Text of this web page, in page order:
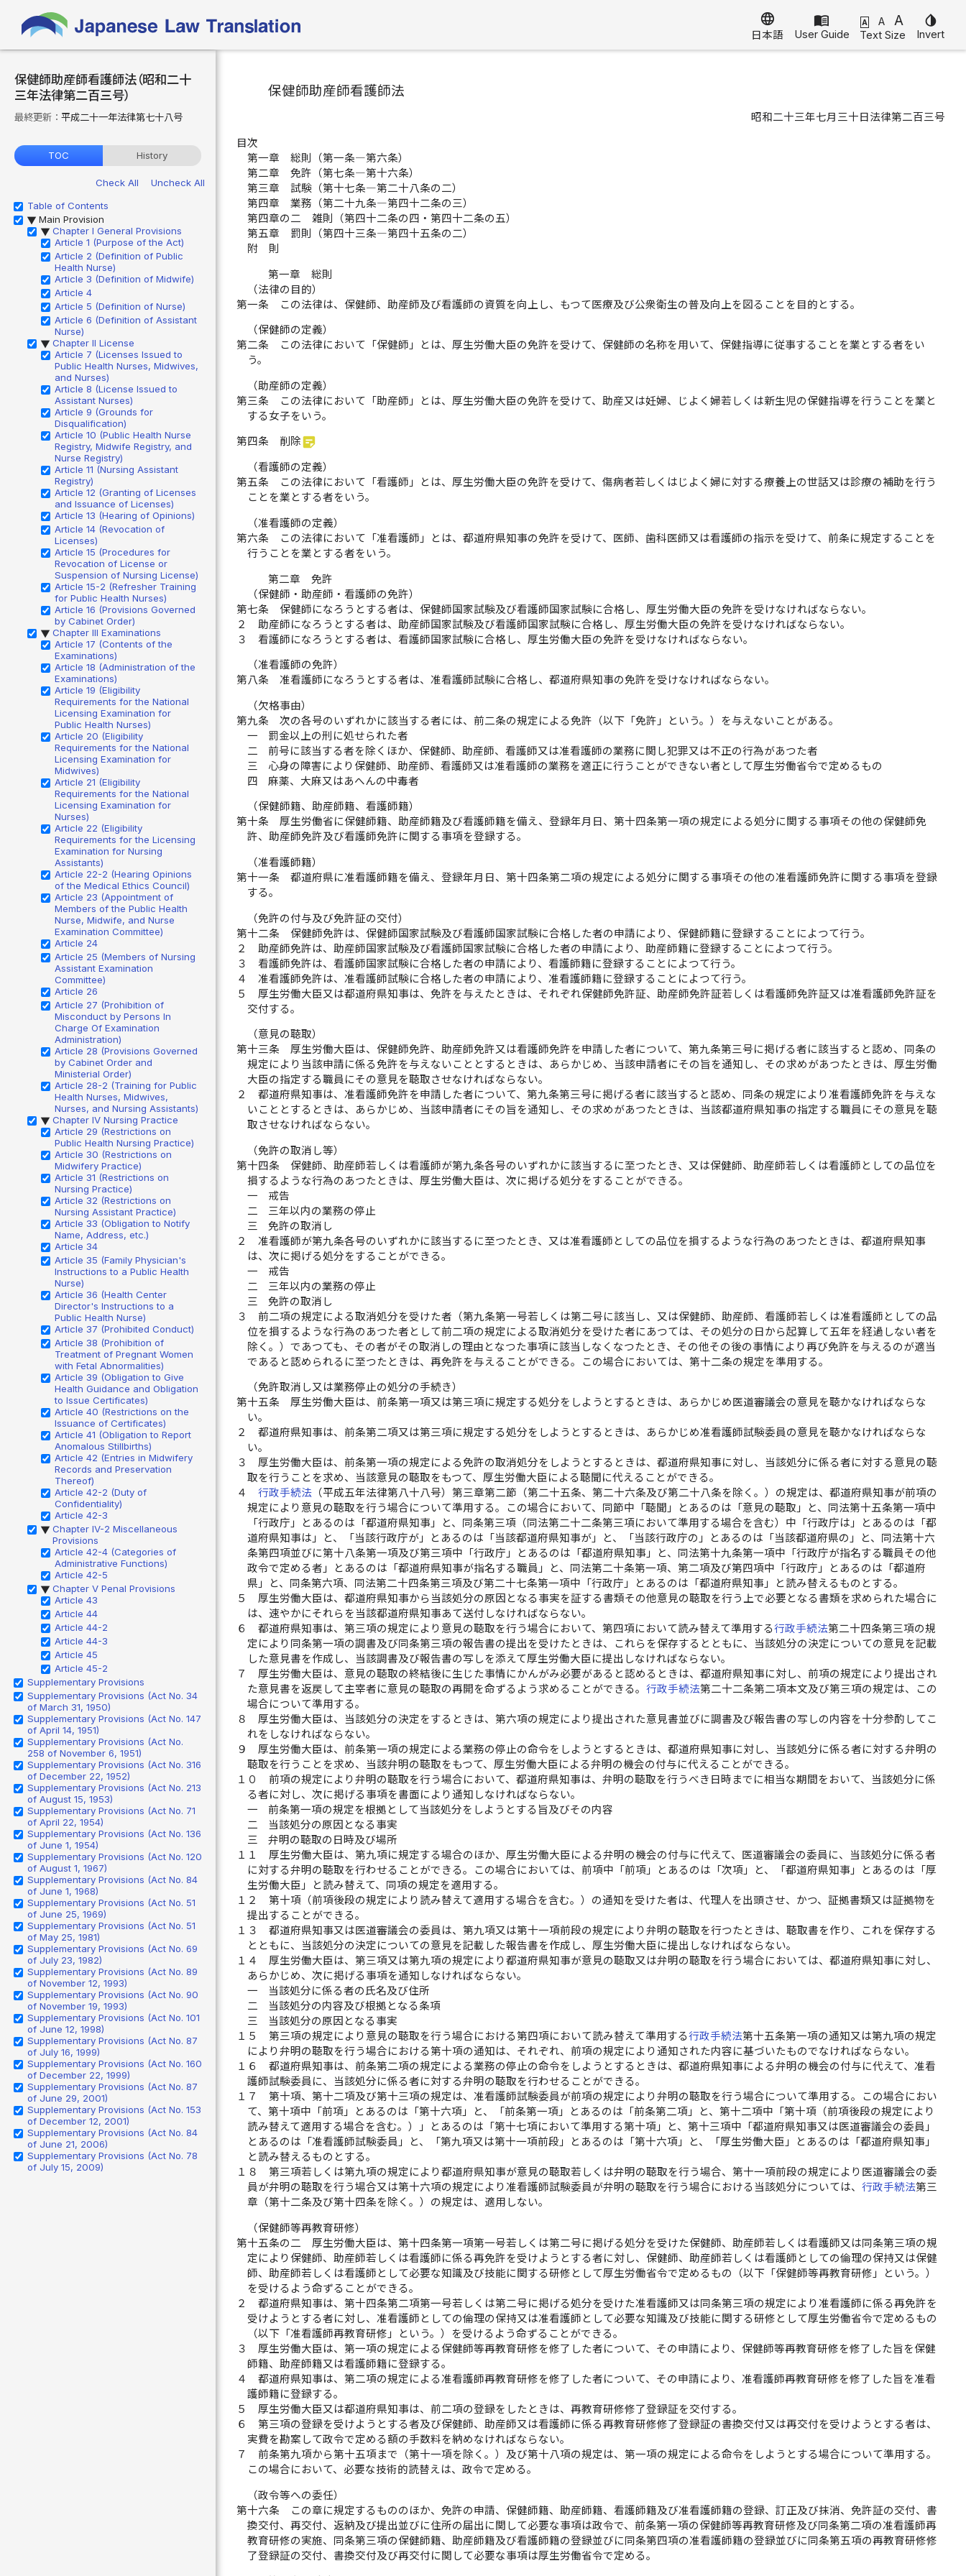
language
日本語
menu_book
User Guide
A A A
Text Size
invert_colors
Invert
保健師助産師看護師法（昭和二十
三年法律第二百三号）
最終更新： 平成二十一年法律第七十八号
TOC History
Check All
Uncheck All
Table of Contents
▶ Main Provision
▶ Chapter I General Provisions
Article 1 (Purpose of the Act)
Article 2 (Definition of Public
Health Nurse)
Article 3 (Definition of Midwife)
Article 4
Article 5 (Definition of Nurse)
Article 6 (Definition of Assistant
Nurse)
▶ Chapter II License
Article 7 (Licenses Issued to
Public Health Nurses, Midwives,
and Nurses)
Article 8 (License Issued to
Assistant Nurses)
Article 9 (Grounds for
Disqualification)
Article 10 (Public Health Nurse
Registry, Midwife Registry, and
Nurse Registry)
Article 11 (Nursing Assistant
Registry)
Article 12 (Granting of Licenses
and Issuance of Licenses)
Article 13 (Hearing of Opinions)
Article 14 (Revocation of
Licenses)
Article 15 (Procedures for
Revocation of License or
Suspension of Nursing License)
Article 15-2 (Refresher Training
for Public Health Nurses)
Article 16 (Provisions Governed
by Cabinet Order)
▶ Chapter III Examinations
Article 17 (Contents of the
Examinations)
Article 18 (Administration of the
Examinations)
Article 19 (Eligibility
Requirements for the National
Licensing Examination for
Public Health Nurses)
Article 20 (Eligibility
Requirements for the National
Licensing Examination for
Midwives)
Article 21 (Eligibility
Requirements for the National
Licensing Examination for
Nurses)
Article 22 (Eligibility
Requirements for the Licensing
Examination for Nursing
Assistants)
Article 22-2 (Hearing Opinions
of the Medical Ethics Council)
Article 23 (Appointment of
Members of the Public Health
Nurse, Midwife, and Nurse
Examination Committee)
Article 24
Article 25 (Members of Nursing
Assistant Examination
Committee)
Article 26
Article 27 (Prohibition of
Misconduct by Persons In
Charge Of Examination
Administration)
Article 28 (Provisions Governed
by Cabinet Order and
Ministerial Order)
Article 28-2 (Training for Public
Health Nurses, Midwives,
Nurses, and Nursing Assistants)
▶ Chapter IV Nursing Practice
Article 29 (Restrictions on
Public Health Nursing Practice)
Article 30 (Restrictions on
Midwifery Practice)
Article 31 (Restrictions on
Nursing Practice)
Article 32 (Restrictions on
Nursing Assistant Practice)
Article 33 (Obligation to Notify
Name, Address, etc.)
Article 34
Article 35 (Family Physician's
Instructions to a Public Health
Nurse)
Article 36 (Health Center
Director's Instructions to a
Public Health Nurse)
Article 37 (Prohibited Conduct)
Article 38 (Prohibition of
Treatment of Pregnant Women
with Fetal Abnormalities)
Article 39 (Obligation to Give
Health Guidance and Obligation
to Issue Certificates)
Article 40 (Restrictions on the
Issuance of Certificates)
Article 41 (Obligation to Report
Anomalous Stillbirths)
Article 42 (Entries in Midwifery
Records and Preservation
Thereof)
Article 42-2 (Duty of
Confidentiality)
Article 42-3
▶ Chapter IV-2 Miscellaneous
Provisions
Article 42-4 (Categories of
Administrative Functions)
Article 42-5
▶ Chapter V Penal Provisions
Article 43
Article 44
Article 44-2
Article 44-3
Article 45
Article 45-2
Supplementary Provisions
Supplementary Provisions (Act No. 34
of March 31, 1950)
Supplementary Provisions (Act No. 147
of April 14, 1951)
Supplementary Provisions (Act No.
258 of November 6, 1951)
Supplementary Provisions (Act No. 316
of December 22, 1952)
Supplementary Provisions (Act No. 213
of August 15, 1953)
Supplementary Provisions (Act No. 71
of April 22, 1954)
Supplementary Provisions (Act No. 136
of June 1, 1954)
Supplementary Provisions (Act No. 120
of August 1, 1967)
Supplementary Provisions (Act No. 84
of June 1, 1968)
Supplementary Provisions (Act No. 51
of June 25, 1969)
Supplementary Provisions (Act No. 51
of May 25, 1981)
Supplementary Provisions (Act No. 69
of July 23, 1982)
Supplementary Provisions (Act No. 89
of November 12, 1993)
Supplementary Provisions (Act No. 90
of November 19, 1993)
Supplementary Provisions (Act No. 101
of June 12, 1998)
Supplementary Provisions (Act No. 87
of July 16, 1999)
Supplementary Provisions (Act No. 160
of December 22, 1999)
Supplementary Provisions (Act No. 87
of June 29, 2001)
Supplementary Provisions (Act No. 153
of December 12, 2001)
Supplementary Provisions (Act No. 84
of June 21, 2006)
Supplementary Provisions (Act No. 78
of July 15, 2009)
保健師助産師看護師法
昭和二十三年七月三十日法律第二百三号
目次
第一章 総則（第一条―第六条）
第二章 免許（第七条―第十六条）
第三章 試験（第十七条―第二十八条の二）
第四章 業務（第二十九条―第四十二条の三）
第四章の二 雑則（第四十二条の四・第四十二条の五）
第五章 罰則（第四十三条―第四十五条の二）
附 則
第一章 総則
（法律の目的）
第一条
この法律は、保健師、助産師及び看護師の資質を向上し、もつて医療及び公衆衛生の普及向上を図ることを目的とする。
（保健師の定義）
第二条
この法律において「保健師」とは、厚生労働大臣の免許を受けて、保健師の名称を用いて、保健指導に従事することを業とする者をい
う。
（助産師の定義）
第三条
この法律において「助産師」とは、厚生労働大臣の免許を受けて、助産又は妊婦、じよく婦若しくは新生児の保健指導を行うことを業と
する女子をいう。
第四条
削除sticky_note_2
（看護師の定義）
第五条
この法律において「看護師」とは、厚生労働大臣の免許を受けて、傷病者若しくはじよく婦に対する療養上の世話又は診療の補助を行う
ことを業とする者をいう。
（准看護師の定義）
第六条
この法律において「准看護師」とは、都道府県知事の免許を受けて、医師、歯科医師又は看護師の指示を受けて、前条に規定することを
行うことを業とする者をいう。
第二章 免許
（保健師・助産師・看護師の免許）
第七条
保健師になろうとする者は、保健師国家試験及び看護師国家試験に合格し、厚生労働大臣の免許を受けなければならない。
２
助産師になろうとする者は、助産師国家試験及び看護師国家試験に合格し、厚生労働大臣の免許を受けなければならない。
３
看護師になろうとする者は、看護師国家試験に合格し、厚生労働大臣の免許を受けなければならない。
（准看護師の免許）
第八条
准看護師になろうとする者は、准看護師試験に合格し、都道府県知事の免許を受けなければならない。
（欠格事由）
第九条
次の各号のいずれかに該当する者には、前二条の規定による免許（以下「免許」という。）を与えないことがある。
一
罰金以上の刑に処せられた者
二
前号に該当する者を除くほか、保健師、助産師、看護師又は准看護師の業務に関し犯罪又は不正の行為があつた者
三
心身の障害により保健師、助産師、看護師又は准看護師の業務を適正に行うことができない者として厚生労働省令で定めるもの
四
麻薬、大麻又はあへんの中毒者
（保健師籍、助産師籍、看護師籍）
第十条
厚生労働省に保健師籍、助産師籍及び看護師籍を備え、登録年月日、第十四条第一項の規定による処分に関する事項その他の保健師免
許、助産師免許及び看護師免許に関する事項を登録する。
（准看護師籍）
第十一条
都道府県に准看護師籍を備え、登録年月日、第十四条第二項の規定による処分に関する事項その他の准看護師免許に関する事項を登録
する。
（免許の付与及び免許証の交付）
第十二条
保健師免許は、保健師国家試験及び看護師国家試験に合格した者の申請により、保健師籍に登録することによつて行う。
２
助産師免許は、助産師国家試験及び看護師国家試験に合格した者の申請により、助産師籍に登録することによつて行う。
３
看護師免許は、看護師国家試験に合格した者の申請により、看護師籍に登録することによつて行う。
４
准看護師免許は、准看護師試験に合格した者の申請により、准看護師籍に登録することによつて行う。
５
厚生労働大臣又は都道府県知事は、免許を与えたときは、それぞれ保健師免許証、助産師免許証若しくは看護師免許証又は准看護師免許証を
交付する。
（意見の聴取）
第十三条
厚生労働大臣は、保健師免許、助産師免許又は看護師免許を申請した者について、第九条第三号に掲げる者に該当すると認め、同条の
規定により当該申請に係る免許を与えないこととするときは、あらかじめ、当該申請者にその旨を通知し、その求めがあつたときは、厚生労働
大臣の指定する職員にその意見を聴取させなければならない。
２
都道府県知事は、准看護師免許を申請した者について、第九条第三号に掲げる者に該当すると認め、同条の規定により准看護師免許を与えな
いこととするときは、あらかじめ、当該申請者にその旨を通知し、その求めがあつたときは、当該都道府県知事の指定する職員にその意見を聴
取させなければならない。
（免許の取消し等）
第十四条
保健師、助産師若しくは看護師が第九条各号のいずれかに該当するに至つたとき、又は保健師、助産師若しくは看護師としての品位を
損するような行為のあつたときは、厚生労働大臣は、次に掲げる処分をすることができる。
一
戒告
二
三年以内の業務の停止
三
免許の取消し
２
准看護師が第九条各号のいずれかに該当するに至つたとき、又は准看護師としての品位を損するような行為のあつたときは、都道府県知事
は、次に掲げる処分をすることができる。
一
戒告
二
三年以内の業務の停止
三
免許の取消し
３
前二項の規定による取消処分を受けた者（第九条第一号若しくは第二号に該当し、又は保健師、助産師、看護師若しくは准看護師としての品
位を損するような行為のあつた者として前二項の規定による取消処分を受けた者にあつては、その処分の日から起算して五年を経過しない者を
除く。）であつても、その者がその取消しの理由となつた事項に該当しなくなつたとき、その他その後の事情により再び免許を与えるのが適当
であると認められるに至つたときは、再免許を与えることができる。この場合においては、第十二条の規定を準用する。
（免許取消し又は業務停止の処分の手続き）
第十五条
厚生労働大臣は、前条第一項又は第三項に規定する処分をしようとするときは、あらかじめ医道審議会の意見を聴かなければならな
い。
２
都道府県知事は、前条第二項又は第三項に規定する処分をしようとするときは、あらかじめ准看護師試験委員の意見を聴かなければならな
い。
３
厚生労働大臣は、前条第一項の規定による免許の取消処分をしようとするときは、都道府県知事に対し、当該処分に係る者に対する意見の聴
取を行うことを求め、当該意見の聴取をもつて、厚生労働大臣による聴聞に代えることができる。
４
行政手続法（平成五年法律第八十八号）第三章第二節（第二十五条、第二十六条及び第二十八条を除く。）の規定は、都道府県知事が前項の
規定により意見の聴取を行う場合について準用する。この場合において、同節中「聴聞」とあるのは「意見の聴取」と、同法第十五条第一項中
「行政庁」とあるのは「都道府県知事」と、同条第三項（同法第二十二条第三項において準用する場合を含む）中「行政庁は」とあるのは「都
道府県知事は」と、「当該行政庁が」とあるのは「当該都道府県知事が」と、「当該行政庁の」とあるのは「当該都道府県の」と、同法第十六
条第四項並びに第十八条第一項及び第三項中「行政庁」とあるのは「都道府県知事」と、同法第十九条第一項中「行政庁が指名する職員その他
政令で定める者」とあるのは「都道府県知事が指名する職員」と、同法第二十条第一項、第二項及び第四項中「行政庁」とあるのは「都道府
県」と、同条第六項、同法第二十四条第三項及び第二十七条第一項中「行政庁」とあるのは「都道府県知事」と読み替えるものとする。
５
厚生労働大臣は、都道府県知事から当該処分の原因となる事実を証する書類その他意見の聴取を行う上で必要となる書類を求められた場合に
は、速やかにそれらを当該都道府県知事あて送付しなければならない。
６
都道府県知事は、第三項の規定により意見の聴取を行う場合において、第四項において読み替えて準用する行政手続法第二十四条第三項の規
定により同条第一項の調書及び同条第三項の報告書の提出を受けたときは、これらを保存するとともに、当該処分の決定についての意見を記載
した意見書を作成し、当該調書及び報告書の写しを添えて厚生労働大臣に提出しなければならない。
７
厚生労働大臣は、意見の聴取の終結後に生じた事情にかんがみ必要があると認めるときは、都道府県知事に対し、前項の規定により提出され
た意見書を返戻して主宰者に意見の聴取の再開を命ずるよう求めることができる。 行政手続法第二十二条第二項本文及び第三項の規定は、この
場合について準用する。
８
厚生労働大臣は、当該処分の決定をするときは、第六項の規定により提出された意見書並びに調書及び報告書の写しの内容を十分参酌してこ
れをしなければならない。
９
厚生労働大臣は、前条第一項の規定による業務の停止の命令をしようとするときは、都道府県知事に対し、当該処分に係る者に対する弁明の
聴取を行うことを求め、当該弁明の聴取をもつて、厚生労働大臣による弁明の機会の付与に代えることができる。
１０
前項の規定により弁明の聴取を行う場合において、都道府県知事は、弁明の聴取を行うべき日時までに相当な期間をおいて、当該処分に係
る者に対し、次に掲げる事項を書面により通知しなければならない。
一
前条第一項の規定を根拠として当該処分をしようとする旨及びその内容
二
当該処分の原因となる事実
三
弁明の聴取の日時及び場所
１１
厚生労働大臣は、第九項に規定する場合のほか、厚生労働大臣による弁明の機会の付与に代えて、医道審議会の委員に、当該処分に係る者
に対する弁明の聴取を行わせることができる。この場合においては、前項中「前項」とあるのは「次項」と、「都道府県知事」とあるのは「厚
生労働大臣」と読み替えて、同項の規定を適用する。
１２
第十項（前項後段の規定により読み替えて適用する場合を含む。）の通知を受けた者は、代理人を出頭させ、かつ、証拠書類又は証拠物を
提出することができる。
１３
都道府県知事又は医道審議会の委員は、第九項又は第十一項前段の規定により弁明の聴取を行つたときは、聴取書を作り、これを保存する
とともに、当該処分の決定についての意見を記載した報告書を作成し、厚生労働大臣に提出しなければならない。
１４
厚生労働大臣は、第三項又は第九項の規定により都道府県知事が意見の聴取又は弁明の聴取を行う場合においては、都道府県知事に対し、
あらかじめ、次に掲げる事項を通知しなければならない。
一
当該処分に係る者の氏名及び住所
二
当該処分の内容及び根拠となる条項
三
当該処分の原因となる事実
１５
第三項の規定により意見の聴取を行う場合における第四項において読み替えて準用する行政手続法第十五条第一項の通知又は第九項の規定
により弁明の聴取を行う場合における第十項の通知は、それぞれ、前項の規定により通知された内容に基づいたものでなければならない。
１６
都道府県知事は、前条第二項の規定による業務の停止の命令をしようとするときは、都道府県知事による弁明の機会の付与に代えて、准看
護師試験委員に、当該処分に係る者に対する弁明の聴取を行わせることができる。
１７
第十項、第十二項及び第十三項の規定は、准看護師試験委員が前項の規定により弁明の聴取を行う場合について準用する。この場合におい
て、第十項中「前項」とあるのは「第十六項」と、「前条第一項」とあるのは「前条第二項」と、第十二項中「第十項（前項後段の規定により
読み替えて適用する場合を含む。）」とあるのは「第十七項において準用する第十項」と、第十三項中「都道府県知事又は医道審議会の委員」
とあるのは「准看護師試験委員」と、「第九項又は第十一項前段」とあるのは「第十六項」と、「厚生労働大臣」とあるのは「都道府県知事」
と読み替えるものとする。
１８
第三項若しくは第九項の規定により都道府県知事が意見の聴取若しくは弁明の聴取を行う場合、第十一項前段の規定により医道審議会の委
員が弁明の聴取を行う場合又は第十六項の規定により准看護師試験委員が弁明の聴取を行う場合における当該処分については、 行政手続法第三
章（第十二条及び第十四条を除く。）の規定は、適用しない。
（保健師等再教育研修）
第十五条の二
厚生労働大臣は、第十四条第一項第一号若しくは第二号に掲げる処分を受けた保健師、助産師若しくは看護師又は同条第三項の規
定により保健師、助産師若しくは看護師に係る再免許を受けようとする者に対し、保健師、助産師若しくは看護師としての倫理の保持又は保健
師、助産師若しくは看護師として必要な知識及び技能に関する研修として厚生労働省令で定めるもの（以下「保健師等再教育研修」という。）
を受けるよう命ずることができる。
２
都道府県知事は、第十四条第二項第一号若しくは第二号に掲げる処分を受けた准看護師又は同条第三項の規定により准看護師に係る再免許を
受けようとする者に対し、准看護師としての倫理の保持又は准看護師として必要な知識及び技能に関する研修として厚生労働省令で定めるもの
（以下「准看護師再教育研修」という。）を受けるよう命ずることができる。
３
厚生労働大臣は、第一項の規定による保健師等再教育研修を修了した者について、その申請により、保健師等再教育研修を修了した旨を保健
師籍、助産師籍又は看護師籍に登録する。
４
都道府県知事は、第二項の規定による准看護師再教育研修を修了した者について、その申請により、准看護師再教育研修を修了した旨を准看
護師籍に登録する。
５
厚生労働大臣又は都道府県知事は、前二項の登録をしたときは、再教育研修修了登録証を交付する。
６
第三項の登録を受けようとする者及び保健師、助産師又は看護師に係る再教育研修修了登録証の書換交付又は再交付を受けようとする者は、
実費を勘案して政令で定める額の手数料を納めなければならない。
７
前条第九項から第十五項まで（第十一項を除く。）及び第十八項の規定は、第一項の規定による命令をしようとする場合について準用する。
この場合において、必要な技術的読替えは、政令で定める。
（政令等への委任）
第十六条
この章に規定するもののほか、免許の申請、保健師籍、助産師籍、看護師籍及び准看護師籍の登録、訂正及び抹消、免許証の交付、書
換交付、再交付、返納及び提出並びに住所の届出に関して必要な事項は政令で、前条第一項の保健師等再教育研修及び同条第二項の准看護師再
教育研修の実施、同条第三項の保健師籍、助産師籍及び看護師籍の登録並びに同条第四項の准看護師籍の登録並びに同条第五項の再教育研修修
了登録証の交付、書換交付及び再交付に関して必要な事項は厚生労働省令で定める。